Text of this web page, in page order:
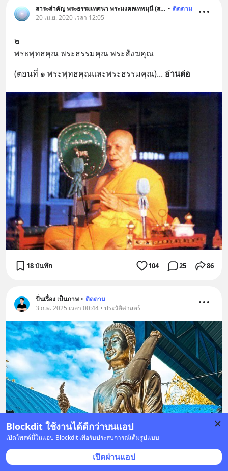
Blockdit ใช้งานได้ดีกว่าบนแอป
เปิดโพสต์นี้ในแอป Blockdit เพื่อรับประสบการณ์เต็มรูปแบบ
เปิดผ่านแอป
สาระสำคัญ พระธรรมเทศนา พระมงคลเทพมุนี (สด จนฺทสโร) • ติดตาม
20 เม.ย. 2020 เวลา 12:05
๒
พระพุทธคุณ พระธรรมคุณ พระสังฆคุณ
(ตอนที่ ๑ พระพุทธคุณและพระธรรมคุณ)... อ่านต่อ
18 บันทึก 104 25 86
ปั่นเรื่อง เป็นภาพ • ติดตาม
3 ก.พ. 2025 เวลา 00:44 • ประวัติศาสตร์